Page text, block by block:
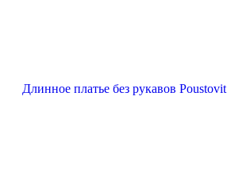
Длинное платье без рукавов Poustovit